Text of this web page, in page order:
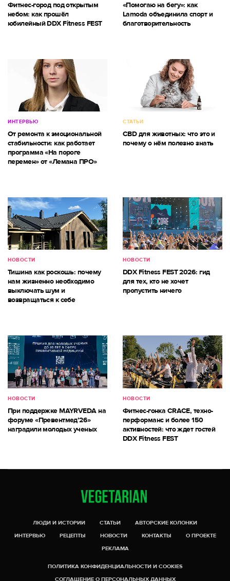
Фитнес-город под открытым
небом: как прошёл
юбилейный DDX Fitness FEST
«Помогаю на бегу»: как
Lamoda объединила спорт и
благотворительность
ИНТЕРВЬЮ
От ремонта к эмоциональной
стабильности: как работает
программа «На пороге
перемен» от «Лемана ПРО»
СТАТЬИ
CBD для животных: что это и
почему о нём полезно знать
НОВОСТИ
Тишина как роскошь: почему
нам жизненно необходимо
выключать шум и
возвращаться к себе
НОВОСТИ
DDX Fitness FEST 2026: гид
для тех, кто не хочет
пропустить ничего
НОВОСТИ
При поддержке MAYRVEDA на
форуме «Превентмед’26»
наградили молодых ученых
НОВОСТИ
Фитнес-гонка CRACE, техно-
перформанс и более 150
активностей: что ждет гостей
DDX Fitness FEST
ЛЮДИ И ИСТОРИИ СТАТЬИ
АВТОРСКИЕ КОЛОНКИ
ИНТЕРВЬЮ
РЕЦЕПТЫ НОВОСТИ КОНТАКТЫ
О ПРОЕКТЕ
РЕКЛАМА
ПОЛИТИКА КОНФИДЕНЦИАЛЬНОСТИ И COOKIES
СОГЛАШЕНИЕ О ПЕРСОНАЛЬНЫХ ДАННЫХ